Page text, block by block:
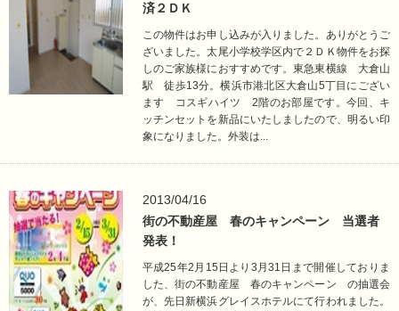
済２ＤＫ
この物件はお申し込みが入りました。ありがとうご
ざいました。太尾小学校学区内で２ＤＫ物件をお探
しのご家族様におすすめです。東急東横線 大倉山
駅 徒歩13分。横浜市港北区大倉山5丁目にござい
ます コスギハイツ 2階のお部屋です。今回、キ
ッチンセットを新品にいたしましたので、明るい印
象になりました。外装は...
2013/04/16
街の不動産屋 春のキャンペーン 当選者
発表！
平成25年2月15日より3月31日まで開催しておりま
した、街の不動産屋 春のキャンペーン の抽選会
が、先日新横浜グレイスホテルにて行われました。